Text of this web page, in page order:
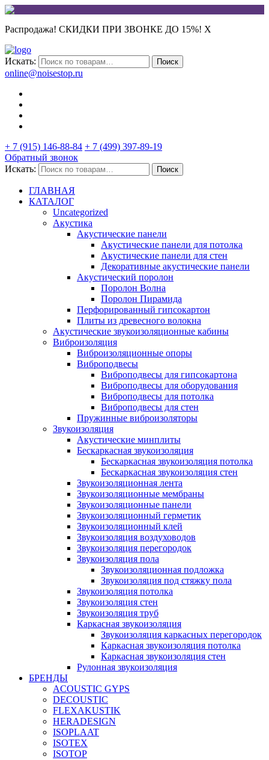
Распродажа! СКИДКИ ПРИ ЗВОНКЕ ДО 15%! X
Искать: Поиск
online@noisestop.ru
+ 7 (915) 146-88-84 + 7 (499) 397-89-19
Обратный звонок
Искать:
Поиск
ГЛАВНАЯ
КАТАЛОГ
Uncategorized
Акустика
Акустические панели
Акустические панели для потолка
Акустические панели для стен
Декоративные акустические панели
Акустический поролон
Поролон Волна
Поролон Пирамида
Перфорированный гипсокартон
Плиты из древесного волокна
Акустические звукоизоляционные кабины
Виброизоляция
Виброизоляционные опоры
Виброподвесы
Виброподвесы для гипсокартона
Виброподвесы для оборудования
Виброподвесы для потолка
Виброподвесы для стен
Пружинные виброизоляторы
Звукоизоляция
Акустические минплиты
Бескаркасная звукоизоляция
Бескаркасная звукоизоляция потолка
Бескаркасная звукоизоляция стен
Звукоизоляционная лента
Звукоизоляционные мембраны
Звукоизоляционные панели
Звукоизоляционный герметик
Звукоизоляционный клей
Звукоизоляция воздуховодов
Звукоизоляция перегородок
Звукоизоляция пола
Звукоизоляционная подложка
Звукоизоляция под стяжку пола
Звукоизоляция потолка
Звукоизоляция стен
Звукоизоляция труб
Каркасная звукоизоляция
Звукоизоляция каркасных перегородок
Каркасная звукоизоляция потолка
Каркасная звукоизоляция стен
Рулонная звукоизоляция
БРЕНДЫ
ACOUSTIC GYPS
DECOUSTIC
FLEXAKUSTIK
HERADESIGN
ISOPLAAT
ISOTEX
ISOTOP